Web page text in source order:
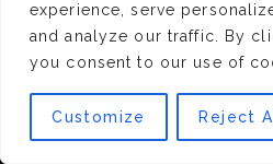
experience, serve
and analyze our traffic. By
you consent to our use of
Customize Reject
Je joue moi aussi !
Les deux réponses c’est 1/ Elisa
Bonne journée à toutes (tous ?)
0
RÉPONDRE
Nous utilisons des cookies pour
expérience sur notre site. Si
dernier, nous considérerons que
cookies.
OK